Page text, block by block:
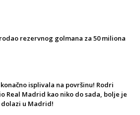
rezervnog golmana za 50 miliona
isplivala na površinu! Rodri
Real Madrid kao niko do sada, bolje je
dolazi u Madrid!